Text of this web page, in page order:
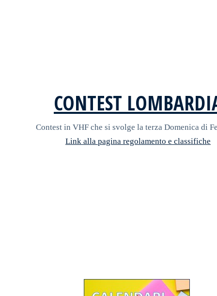
CONTEST
Contest in VHF che si svolge la terza Domenica di
Link alla pagina regolamento e classifiche